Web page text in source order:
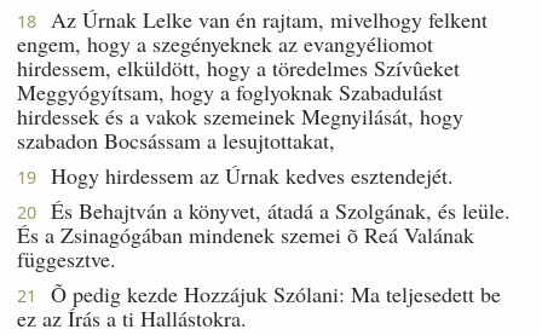
18
Az Úrnak Lelke van én rajtam, mivelhogy felkent
engem, hogy a szegényeknek az evangyéliomot
hirdessem, elküldött, hogy a töredelmes Szívûeket
Meggyógyítsam, hogy a foglyoknak Szabadulást
hirdessek és a vakok szemeinek Megnyilását, hogy
szabadon Bocsássam a lesujtottakat,
19 Hogy hirdessem az Úrnak kedves esztendejét.
20
És Behajtván a könyvet, átadá a Szolgának, és leüle.
És a Zsinagógában mindenek szemei õ Reá Valának
függesztve.
21
Õ pedig kezde Hozzájuk Szólani: Ma teljesedett be
ez az Írás a ti Hallástokra.